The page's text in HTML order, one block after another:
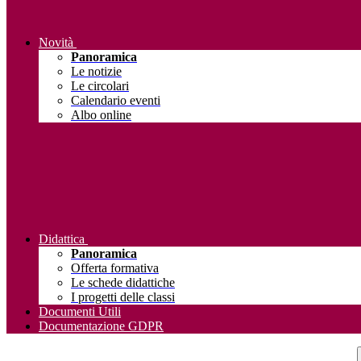
Novità
Panoramica
Le notizie
Le circolari
Calendario eventi
Albo online
Didattica
Panoramica
Offerta formativa
Le schede didattiche
I progetti delle classi
Documenti Utili
Documentazione GDPR